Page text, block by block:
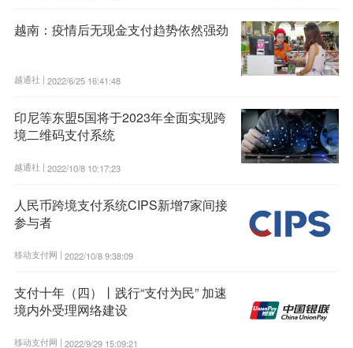
越南：疫情后无现金支付趋势依然强劲
越通社 | 2022/6/25 16:41:48
印尼等东盟5国将于2023年全面实现跨
境二维码支付系统
越通社 | 2022/10/8 10:17:23
人民币跨境支付系统CIPS新增7家间接
参与者
移动支付网 | 2022/10/8 9:38:09
支付十年（四）丨践行“支付为民” 加速
境内外受理网络建设
移动支付网 | 2022/9/29 15:09:21